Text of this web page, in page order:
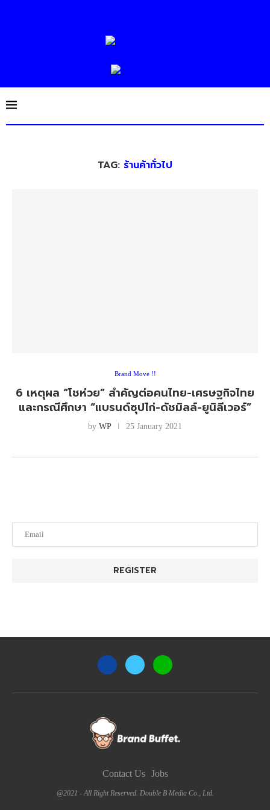
TAG: ร้านค้าทั่วไป
Brand Move !!
6 เหตุผล “โชห่วย” สำคัญต่อคนไทย-เศรษฐกิจไทย
และกรณีศึกษา “แบรนด์ซุปไก่-ดัชมิลล์-ยูนิลีเวอร์”
by WP 25 January 2021
Contact Us Jobs
@2021 - All Right Reserved. Double B Media Co., Ltd.